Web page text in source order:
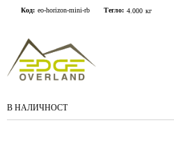
Код: eo-horizon-mini-rb Тегло: 4.000 кг
В НАЛИЧНОСТ